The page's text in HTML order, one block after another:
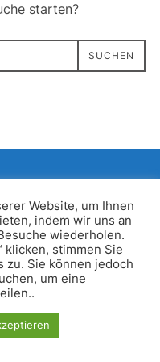
starten?
SUCHEN
von WPZOOM
Website, um Ihnen
indem wir uns an
wiederholen.
klicken, stimmen Sie
zu. Sie können jedoch
um eine